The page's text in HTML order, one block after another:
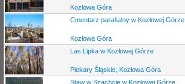
Kozłowa Góra
Cmentarz parafialny w Kozłowej Górze
Kozłowa Góra
Las Lipka w Kozłowej Górze
Piekary Śląskie, Kozłowa Góra
Staw w Szachcie w Kozłowej Górze